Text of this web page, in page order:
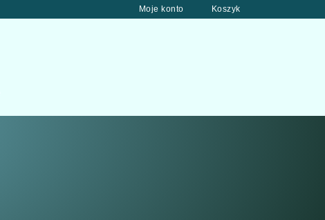
Moje konto Koszyk